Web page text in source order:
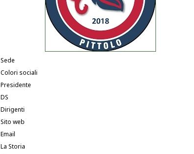
Sede
Colori sociali
Presidente
DS
Dirigenti
Sito web
Email
La Storia